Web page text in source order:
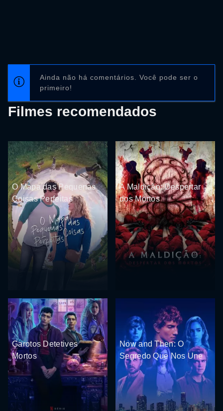
Ainda não há comentários. Você pode ser o
primeiro!
Filmes recomendados
O Mapa das Pequenas
Coisas Perfeitas
A Maldição: Despertar
dos Mortos
Garotos Detetives
Mortos
Now and Then: O
Segredo Que Nos Une